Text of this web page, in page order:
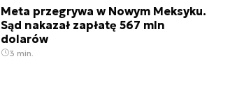
Meta przegrywa w Nowym Meksyku.
Sąd nakazał zapłatę 567 mln
dolarów
3 min.